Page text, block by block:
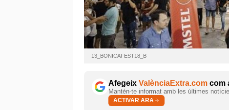
13_BONICAFEST18_B
Afegeix ValènciaExtra.com com
Mantén-te informat amb les últimes
ACTIVAR ARA